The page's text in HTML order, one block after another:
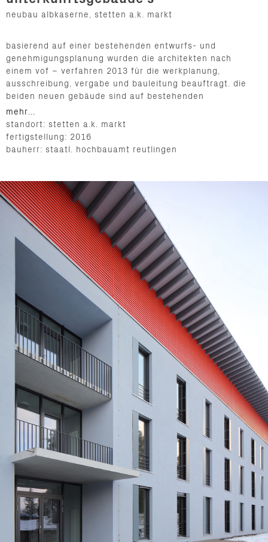
neubau albkaserne, stetten a.k. markt
basierend auf einer bestehenden entwurfs- und
genehmigungsplanung wurden die architekten nach
einem vof – verfahren 2013 für die werkplanung,
ausschreibung, vergabe und bauleitung beauftragt. die
beiden neuen gebäude sind auf bestehenden
kellergeschossen aufgebaut. im fall des gebäudes s1
wurde der erdgeschoss–bestand teilweise in den
neubau integriert.
erdüberdeckte bunkeranlagen wurden zurückgebaut.
bedingt durch die hohe schadstoffbelastung des
bestandes sowie dem höchst sensiblen it–knotenpunkt
im gebäude s1 ist der abbruch als selektiver rückbau
erfolgt. aufgrund von mangelhafter bausubstanz
musste im gebäude s1 eine betonsanierung der decke
über dem untergschoss erfolgen.
bei den neubauten handelt es sich um massivbauten.
tragende bauteile sind aus stahlbeton und mauerwerk
erstellt. das dachgeschoss ist als aufgeständerte
leichtbau-holzkonstruktion mit pultdach ausgeführt.
die beiden 3-geschossigen gebäude beinhalten
insgesamt 122 zimmer die als 2-spänner erschlossen
werden. im gebäude s1 befinden sich sicherheitsräume,
die besonderer baulicher behandlung bedurften.
mehr...
standort: stetten a.k. markt
fertigstellung: 2016
bauherr: staatl. hochbauamt reutlingen